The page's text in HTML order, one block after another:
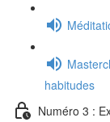
habitudes
Numéro 3 :